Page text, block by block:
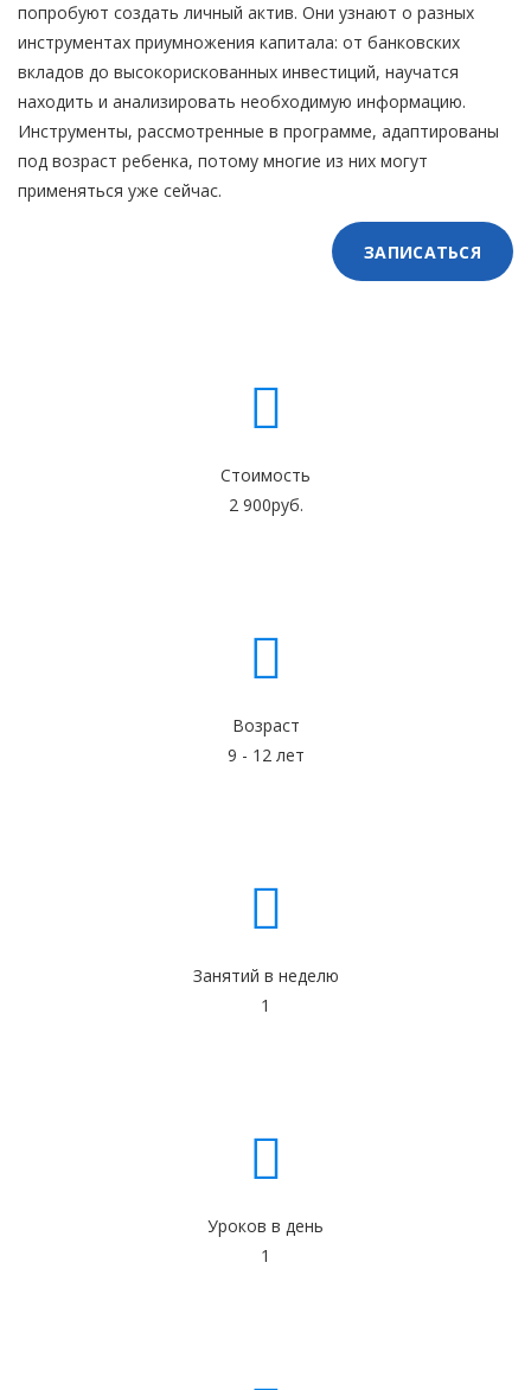
попробуют создать личный актив. Они узнают о разных
инструментах приумножения капитала: от банковских
вкладов до высокорискованных инвестиций, научатся
находить и анализировать необходимую информацию.
Инструменты, рассмотренные в программе, адаптированы
под возраст ребенка, потому многие из них могут
применяться уже сейчас.
ЗАПИСАТЬСЯ
Стоимость
2 900руб.
Возраст
9 - 12 лет
Занятий в неделю
1
Уроков в день
1